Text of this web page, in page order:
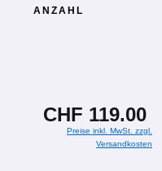
ANZAHL
CHF 119.00
Preise inkl. MwSt. zzgl.
Versandkosten